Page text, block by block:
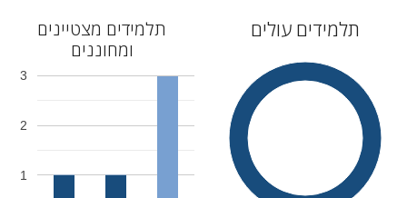
תלמידים עולים
תלמידים מצטיינים
ומחוננים
1
2
3